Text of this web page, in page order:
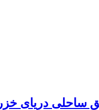
ساحلی دریای خزر